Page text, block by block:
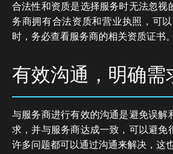
合法性和资质是选择服务时无法忽
务商拥有合法资质和营业执照，可
时，务必查看服务商的相关资质证书。
有效沟通，明确需
与服务商进行有效的沟通是避免误
求，并与服务商达成一致，可以避
许多问题都可以通过沟通来解决，这